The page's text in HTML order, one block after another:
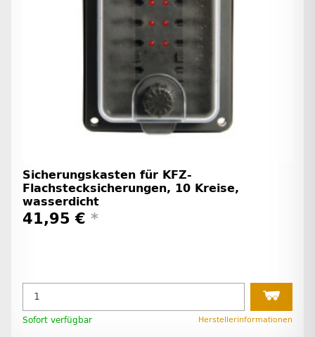
Sicherungskasten für KFZ-
Flachstecksicherungen, 10 Kreise,
wasserdicht
41,95 € *
Sofort verfügbar Herstellerinformationen